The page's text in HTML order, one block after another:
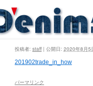
投稿者: staff | 公開日: 2020年8月5
201902trade_in_how
パーマリンク